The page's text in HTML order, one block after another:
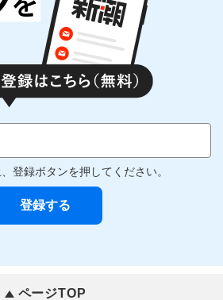
登録ボタンを押してください。
ページTOP